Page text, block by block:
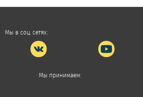
Мы в соц. сетях:
Мы принимаем: